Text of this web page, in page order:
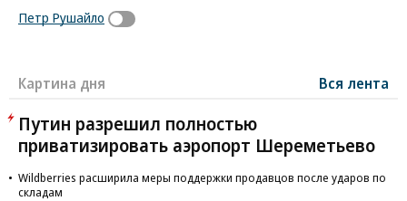
Петр Рушайло
Картина дня Вся лента
Путин разрешил полностью
приватизировать аэропорт Шереметьево
Wildberries расширила меры поддержки продавцов после ударов по
складам